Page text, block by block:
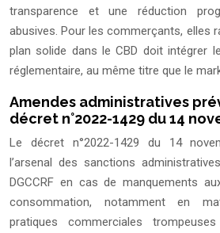
transparence et une réduction
abusives. Pour les commerçants, elles
plan solide dans le CBD doit intégrer
réglementaire, au même titre que le
Amendes administratives
décret n°2022-1429 du 14
Le décret n°2022-1429 du 14
l’arsenal des sanctions
DGCCRF en cas de manquements
consommation, notamment en
pratiques commerciales